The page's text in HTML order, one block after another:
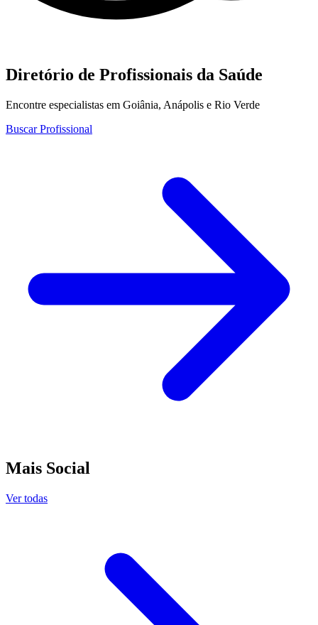
Diretório de Profissionais da Saúde
Encontre especialistas em Goiânia, Anápolis e Rio Verde
Buscar Profissional
Mais Social
Ver todas